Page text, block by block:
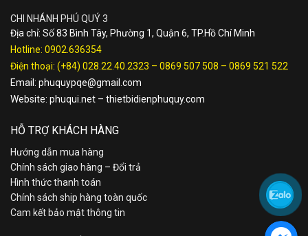
CHI NHÁNH PHÚ QUÝ 3
Địa chỉ: Số 83 Bình Tây, Phường 1, Quận 6, TP.Hồ Chí Minh
Hotline: 0902.636354
Điện thoại: (+84) 028.22.40.2323 – 0869 507 508 – 0869 521 522
Email: phuquypqe@gmail.com
Website: phuqui.net – thietbidienphuquy.com
HỖ TRỢ KHÁCH HÀNG
Hướng dẫn mua hàng
Chính sách giao hàng – Đổi trả
Hình thức thanh toán
Chính sách ship hàng toàn quốc
Cam kết bảo mật thông tin